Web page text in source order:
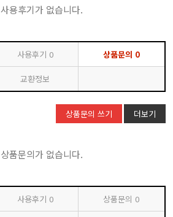
사용후기가 없습니다.
사용후기 0 상품문의 0
교환정보
상품문의 쓰기 더보기
상품문의가 없습니다.
사용후기 0 상품문의 0